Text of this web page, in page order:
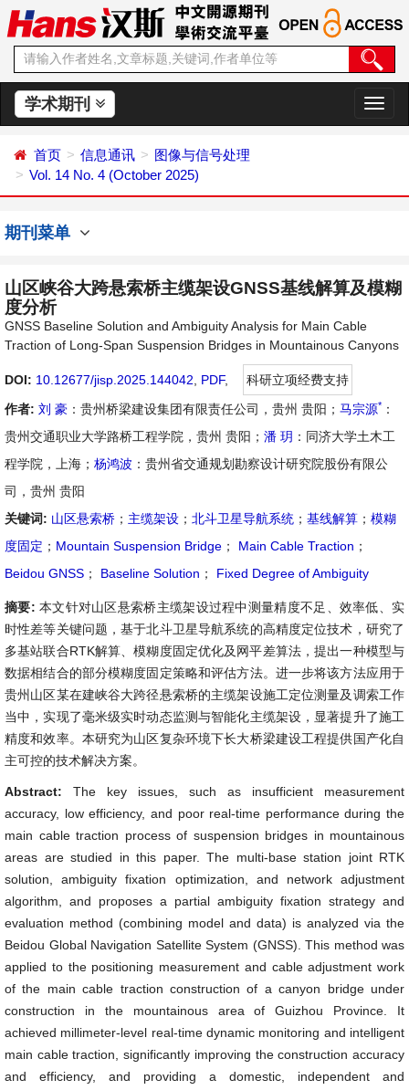
学术期刊
切
换
首页 信息通讯
图像与信号处理
Vol. 14 No. 4 (October 2025)
期刊菜单
山区峡谷大跨悬索桥主缆架设GNSS基线解算及模糊
度分析
GNSS Baseline Solution and Ambiguity Analysis for Main Cable
Traction of Long-Span Suspension Bridges in Mountainous Canyons
DOI: 10.12677/jisp.2025.144042 PDF,
科研立项经费支持
作者: 刘 豪 ：贵州桥梁建设集团有限责任公司，贵州 贵阳； 马宗源* ：
贵州交通职业大学路桥工程学院，贵州 贵阳； 潘 玥 ：同济大学土木工
程学院，上海； 杨鸿波 ：贵州省交通规划勘察设计研究院股份有限公
司，贵州 贵阳
关键词: 山区悬索桥 ； 主缆架设 ； 北斗卫星导航系统 ； 基线解算 ； 模糊
度固定 ； Mountain Suspension Bridge ； Main Cable Traction ；
Beidou GNSS ； Baseline Solution ； Fixed Degree of Ambiguity
摘要: 本文针对山区悬索桥主缆架设过程中测量精度不足、效率低、实
时性差等关键问题，基于北斗卫星导航系统的高精度定位技术，研究了
多基站联合RTK解算、模糊度固定优化及网平差算法，提出一种模型与
数据相结合的部分模糊度固定策略和评估方法。进一步将该方法应用于
贵州山区某在建峡谷大跨径悬索桥的主缆架设施工定位测量及调索工作
当中，实现了毫米级实时动态监测与智能化主缆架设，显著提升了施工
精度和效率。本研究为山区复杂环境下长大桥梁建设工程提供国产化自
主可控的技术解决方案。
Abstract: The key issues, such as insufficient measurement
accuracy, low efficiency, and poor real-time performance during the
main cable traction process of suspension bridges in mountainous
areas are studied in this paper. The multi-base station joint RTK
solution, ambiguity fixation optimization, and network adjustment
algorithm, and proposes a partial ambiguity fixation strategy and
evaluation method (combining model and data) is analyzed via the
Beidou Global Navigation Satellite System (GNSS). This method was
applied to the positioning measurement and cable adjustment work
of the main cable traction construction of a canyon bridge under
construction in the mountainous area of Guizhou Province. It
achieved millimeter-level real-time dynamic monitoring and intelligent
main cable traction, significantly improving the construction accuracy
and efficiency, and providing a domestic, independent and